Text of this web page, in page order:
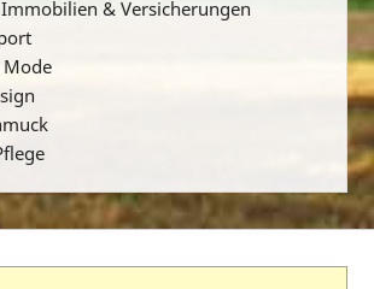
& Versicherungen
Mode